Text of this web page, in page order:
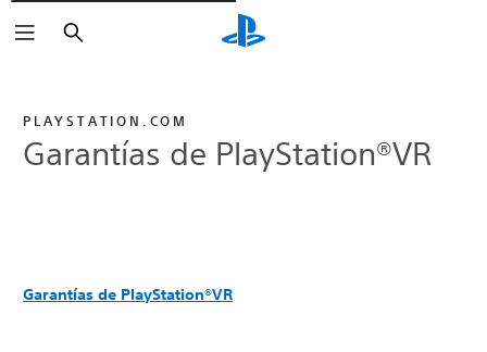
Buscar
PLAYSTATION.COM
Garantías de PlayStation®VR
Garantías de PlayStation®VR